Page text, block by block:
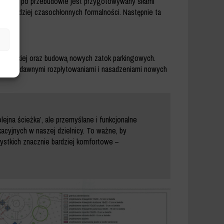
czasochłonnych formalności. Następnie ta
oraz budową nowych zatok parkingowych.
niedawnymi rozpłytowaniami i nasadzeniami nowych
ścieżka’, ale przemyślane i funkcjonalne
w naszej dzielnicy. To ważne, by
znacznie bardziej komfortowe –